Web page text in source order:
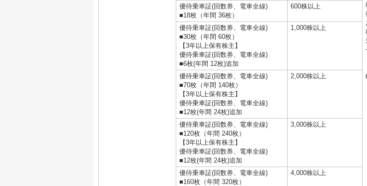
優待乗車証(回数券、電車全線)
■18枚（年間 36枚）
600株以上
優待乗車証(回数券、電車全線)
■30枚（年間 60枚）
【3年以上保有株主】
優待乗車証(回数券、電車全線)
■6枚(年間 12枚)追加
1,000株以上
優待乗車証(回数券、電車全線)
■70枚（年間 140枚）
【3年以上保有株主】
優待乗車証(回数券、電車全線)
■12枚(年間 24枚)追加
2,000株以上
優待乗車証(回数券、電車全線)
■120枚（年間 240枚）
【3年以上保有株主】
優待乗車証(回数券、電車全線)
■12枚(年間 24枚)追加
3,000株以上
優待乗車証(回数券、電車全線)
■160枚（年間 320枚）
4,000株以上